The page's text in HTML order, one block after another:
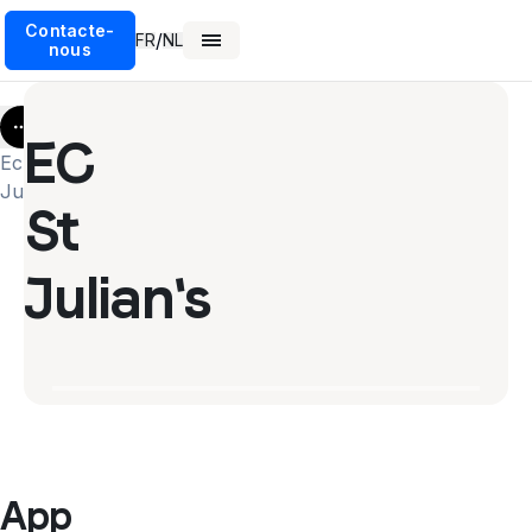
Contacte-
nous
FR/NL
More
Ec St
JuliansEC
St
Julian's
App